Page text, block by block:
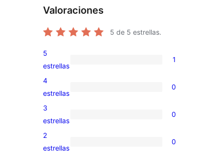
Valoraciones
5 de 5 estrellas.
1
valoración
de
5
estrellas
1
0
valoraciones
de
4
estrellas
0
0
valoraciones
de
3
estrellas
0
0
2
estrellas
0